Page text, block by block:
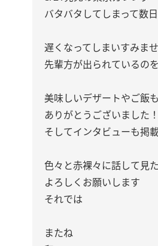
バタバタしてしまって数
遅くなってしまいすみま
先輩方が出られているの
美味しいデザートやご飯
ありがとうございました！
そしてインタビューも掲
色々と赤裸々に話して見
よろしくお願いします
それでは
またね